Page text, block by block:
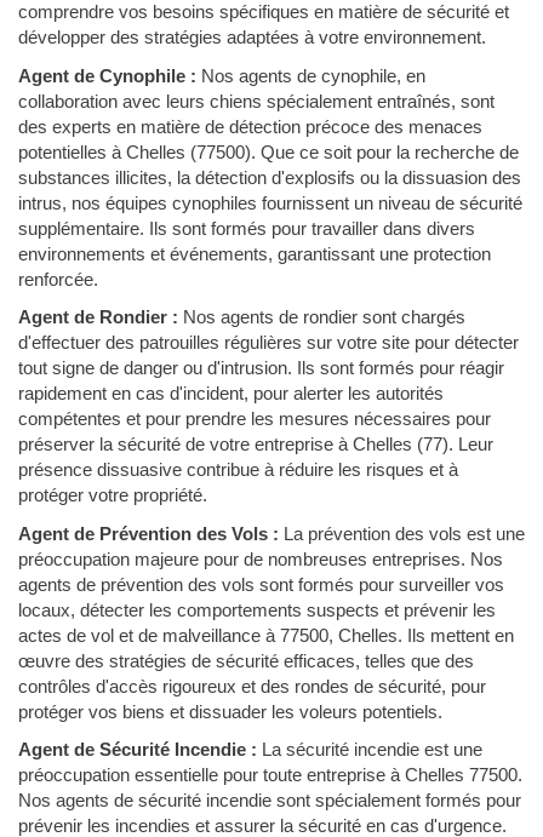
comprendre vos besoins spécifiques en matière de sécurité et
développer des stratégies adaptées à votre environnement.
Agent de Cynophile : Nos agents de cynophile, en
collaboration avec leurs chiens spécialement entraînés, sont
des experts en matière de détection précoce des menaces
potentielles à Chelles (77500). Que ce soit pour la recherche de
substances illicites, la détection d'explosifs ou la dissuasion des
intrus, nos équipes cynophiles fournissent un niveau de sécurité
supplémentaire. Ils sont formés pour travailler dans divers
environnements et événements, garantissant une protection
renforcée.
Agent de Rondier : Nos agents de rondier sont chargés
d'effectuer des patrouilles régulières sur votre site pour détecter
tout signe de danger ou d'intrusion. Ils sont formés pour réagir
rapidement en cas d'incident, pour alerter les autorités
compétentes et pour prendre les mesures nécessaires pour
préserver la sécurité de votre entreprise à Chelles (77). Leur
présence dissuasive contribue à réduire les risques et à
protéger votre propriété.
Agent de Prévention des Vols : La prévention des vols est une
préoccupation majeure pour de nombreuses entreprises. Nos
agents de prévention des vols sont formés pour surveiller vos
locaux, détecter les comportements suspects et prévenir les
actes de vol et de malveillance à 77500, Chelles. Ils mettent en
œuvre des stratégies de sécurité efficaces, telles que des
contrôles d'accès rigoureux et des rondes de sécurité, pour
protéger vos biens et dissuader les voleurs potentiels.
Agent de Sécurité Incendie : La sécurité incendie est une
préoccupation essentielle pour toute entreprise à Chelles 77500.
Nos agents de sécurité incendie sont spécialement formés pour
prévenir les incendies et assurer la sécurité en cas d'urgence.